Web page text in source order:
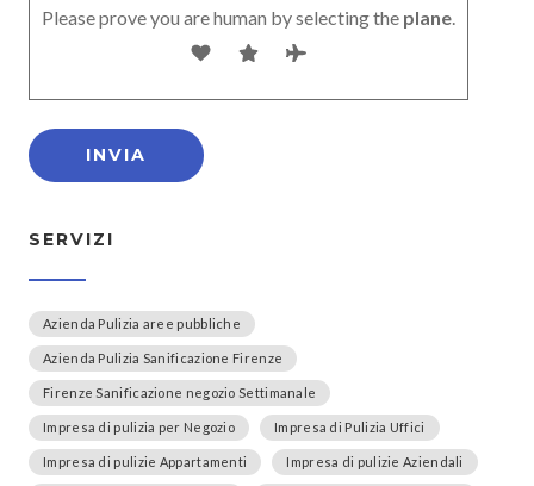
Please prove you are human by selecting the plane.
SERVIZI
Azienda Pulizia aree pubbliche
Azienda Pulizia Sanificazione Firenze
Firenze Sanificazione negozio Settimanale
Impresa di pulizia per Negozio Impresa di Pulizia Uffici
Impresa di pulizie Appartamenti Impresa di pulizie Aziendali